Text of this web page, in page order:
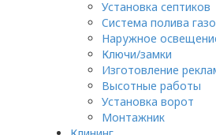
Установка септиков
Cистема полива
Наружное
Ключи/замки
Изготовление
Высотные работы
Установка ворот
Монтажник